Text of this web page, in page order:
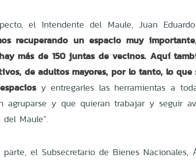
el Intendente del Maule, Juan
recuperando un espacio muy
más de 150 juntas de vecinos. Aquí
de adultos mayores, por lo tanto, lo que
y entregarles las herramientas a
agruparse y que quieran trabajar y seguir
del Maule”.
parte, el Subsecretario de Bienes Nacionales,